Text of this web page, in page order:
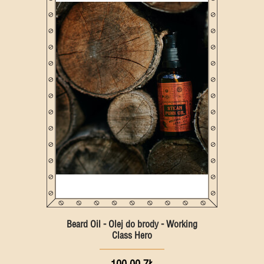
Beard Oil - Olej do brody - Working
Class Hero